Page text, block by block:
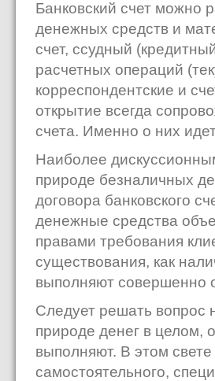
Банковский счет можно
денежных средств и
счет, ссудный
расчетных операций
корреспондентские и
открытие всегда
счета. Именно о них
Наиболее
природе безналичных
договора банковского
денежные средства
правами требования
существования, как
выполняют совершенно
Следует решать вопрос
природе денег в целом,
выполняют. В этом
самостоятельного,